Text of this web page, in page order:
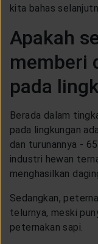
kita bahas
Apakah
memberi
pada
Berada dalam
pada lingkungan
dan turunannya -
industri hewan
menghasilkan
Sedangkan,
telurnya, meski
peternakan sapi.